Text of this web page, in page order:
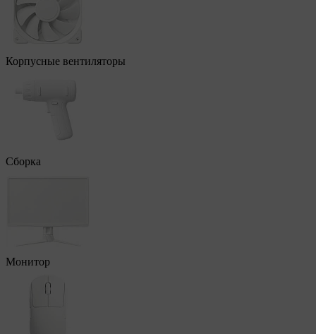
Корпусные вентиляторы
Сборка
Монитор